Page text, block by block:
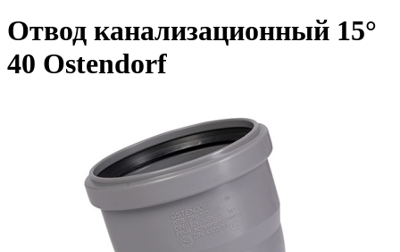
Отвод канализационный 15°
40 Ostendorf